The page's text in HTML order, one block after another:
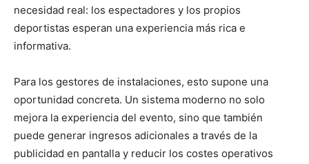
necesidad real: los espectadores y los propios
deportistas esperan una experiencia más rica e
informativa.
Para los gestores de instalaciones, esto supone una
oportunidad concreta. Un sistema moderno no solo
mejora la experiencia del evento, sino que también
puede generar ingresos adicionales a través de la
publicidad en pantalla y reducir los costes operativos